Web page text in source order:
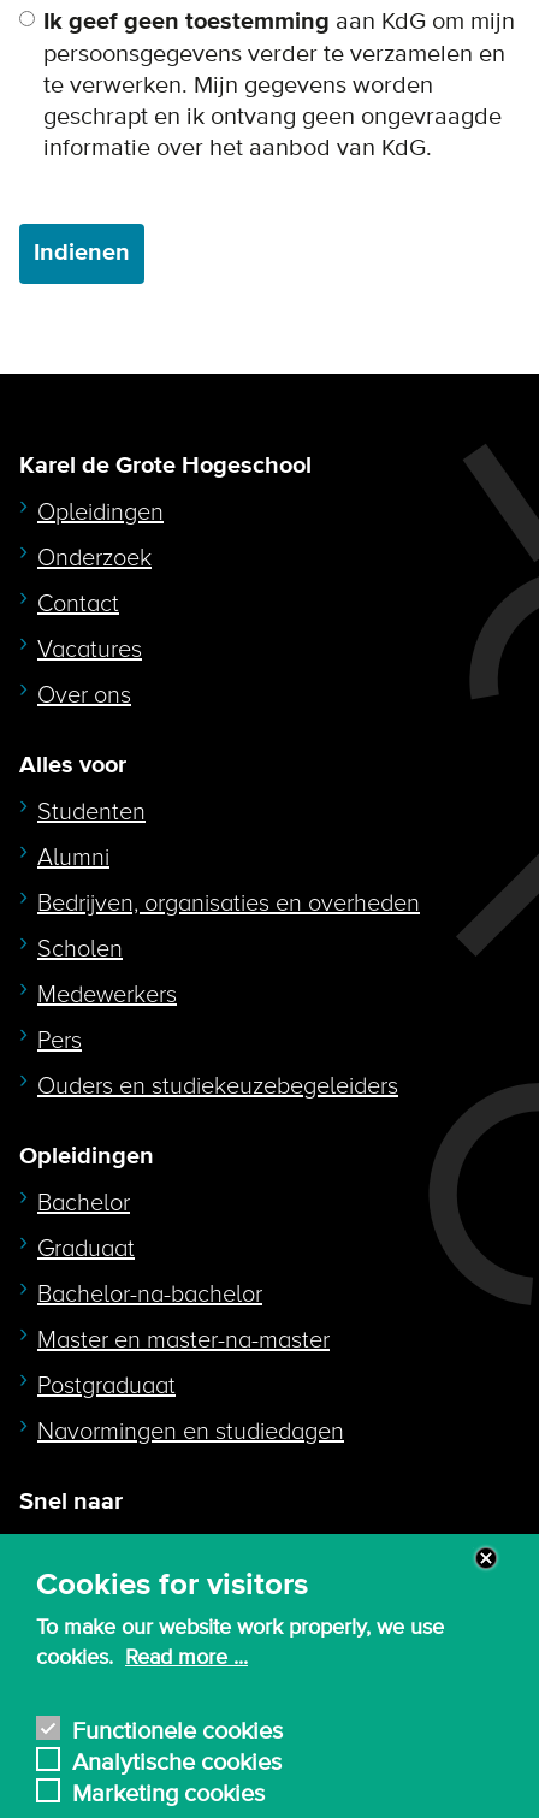
Cookies for visitors
To make our website work properly, we use
cookies. Read more ...
Functionele cookies
Analytische cookies
Marketing cookies
Ik geef geen toestemming aan KdG om mijn
persoonsgegevens verder te verzamelen en
te verwerken. Mijn gegevens worden
geschrapt en ik ontvang geen ongevraagde
informatie over het aanbod van KdG.
Indienen
Karel de Grote Hogeschool
Opleidingen
Onderzoek
Contact
Vacatures
Over ons
Alles voor
Studenten
Alumni
Bedrijven, organisaties en overheden
Scholen
Medewerkers
Pers
Ouders en studiekeuzebegeleiders
Opleidingen
Bachelor
Graduaat
Bachelor-na-bachelor
Master en master-na-master
Postgraduaat
Navormingen en studiedagen
Snel naar
Webmail
Canvas
Bibliotheek
English